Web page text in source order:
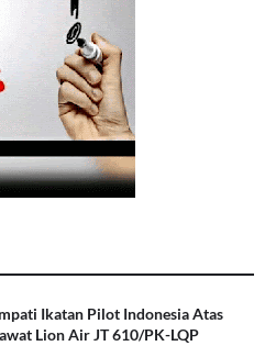
Ikatan Pilot Indonesia Atas
Lion Air JT 610/PK-LQP